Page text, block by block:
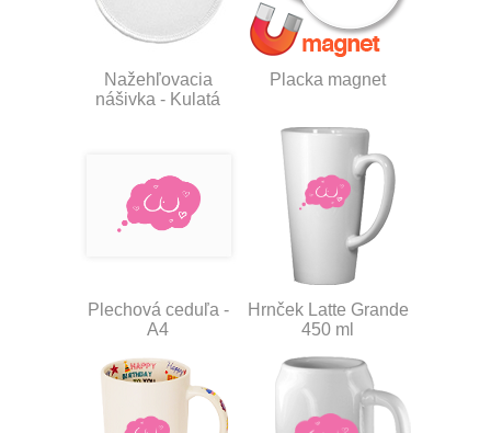
Nažehľovacia
nášivka - Kulatá
Placka magnet
Plechová ceduľa -
A4
Hrnček Latte Grande
450 ml